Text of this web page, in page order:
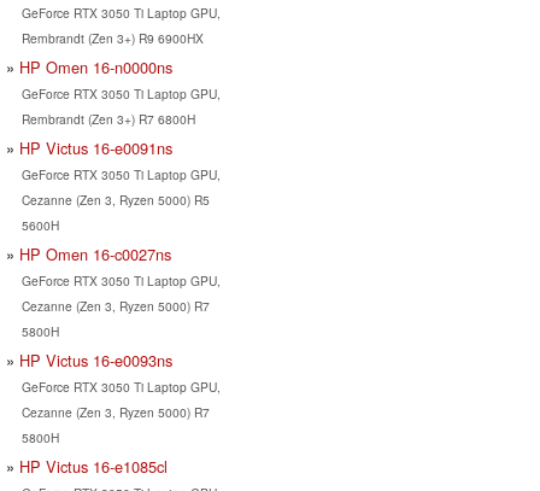
GeForce RTX 3050 Ti Laptop GPU,
Rembrandt (Zen 3+) R9 6900HX
HP Omen 16-n0000ns
GeForce RTX 3050 Ti Laptop GPU,
Rembrandt (Zen 3+) R7 6800H
HP Victus 16-e0091ns
GeForce RTX 3050 Ti Laptop GPU,
Cezanne (Zen 3, Ryzen 5000) R5
5600H
HP Omen 16-c0027ns
GeForce RTX 3050 Ti Laptop GPU,
Cezanne (Zen 3, Ryzen 5000) R7
5800H
HP Victus 16-e0093ns
GeForce RTX 3050 Ti Laptop GPU,
Cezanne (Zen 3, Ryzen 5000) R7
5800H
HP Victus 16-e1085cl